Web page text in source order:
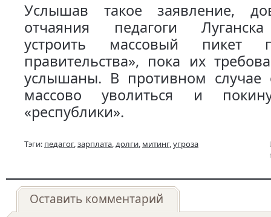
Услышав такое заявление,
отчаяния педагоги
устроить массовый пикет
правительства», пока их
услышаны. В противном
массово уволиться и
«республики».
Тэги: педагог,зарплата,долги, митинг,угроза
Оставить комментарий